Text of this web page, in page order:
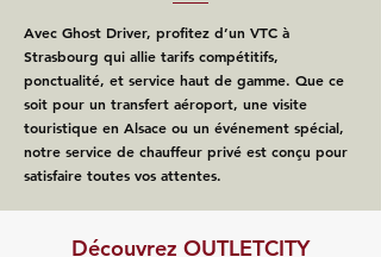
Avec Ghost Driver, profitez d’un VTC à
Strasbourg qui allie tarifs compétitifs,
ponctualité, et service haut de gamme. Que ce
soit pour un transfert aéroport, une visite
touristique en Alsace ou un événement spécial,
notre service de chauffeur privé est conçu pour
satisfaire toutes vos attentes.
Découvrez OUTLETCITY